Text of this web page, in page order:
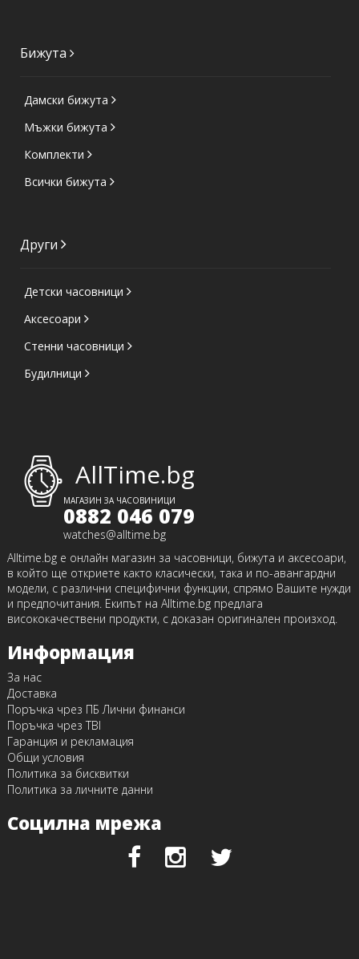
Бижута
Дамски бижута
Мъжки бижута
Комплекти
Всички бижута
Други
Детски часовници
Аксесоари
Стенни часовници
Будилници
AllTime.bg
МАГАЗИН ЗА ЧАСОВИНИЦИ
0882 046 079
watches@alltime.bg
Alltime.bg е онлайн магазин за часовници, бижута и аксесоари,
в който ще откриете както класически, така и по-авангардни
модели, с различни специфични функции, спрямо Вашите нужди
и предпочитания. Екипът на Alltime.bg предлага
висококачествени продукти, с доказан оригинален произход.
Информация
За нас
Доставка
Поръчка чрез ПБ Лични финанси
Поръчка чрез TBI
Гаранция и рекламация
Общи условия
Политика за бисквитки
Политика за личните данни
Социлна мрежа